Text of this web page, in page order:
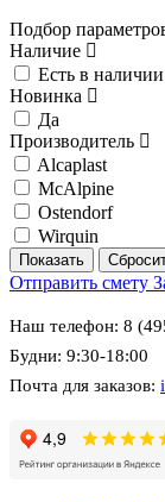
Подбор
Наличие
Есть в наличии
Новинка
Да
Производитель
Alcaplast
McAlpine
Ostendorf
Wirquin
Отправить смету
Наш телефон: 8
Будни: 9:30-18:00
Почта для заказов: